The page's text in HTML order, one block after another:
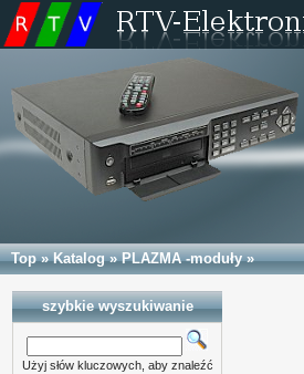
Top»Katalog»PLAZMA -moduły»
szybkie wyszukiwanie
Użyj słów kluczowych, aby znaleźć